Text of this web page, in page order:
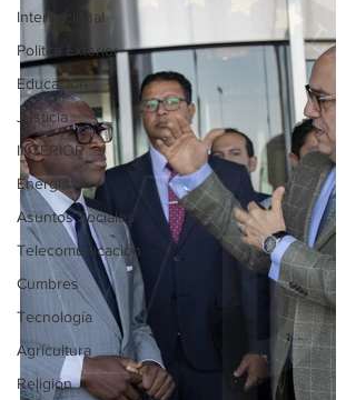
Internacional
Politca Exterior
Educación
Justicia
INTERIOR
Energia
Asuntos Sociales
Telecomunicación
Cumbres
Tecnología
Agricultura
Religión